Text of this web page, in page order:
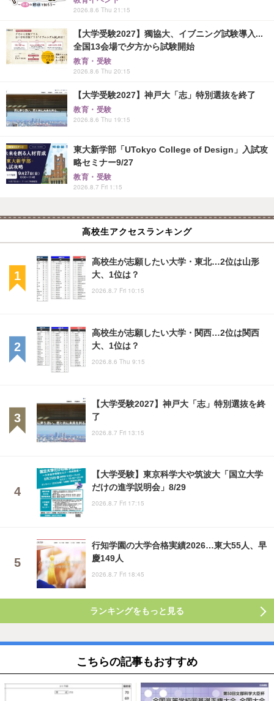
2026.8.6 Thu 21:15
【大学受験2027】獨協大、イブニング試験導入...
全国13会場で夕方から試験開始
教育・受験
2026.8.6 Thu 20:15
【大学受験2027】神戸大「志」特別選抜を終了
教育・受験
2026.8.6 Thu 19:15
東大新学部「UTokyo College of Design」入試攻
略セミナー9/27
教育・受験
2026.8.7 Fri 1:15
高校生アクセスランキング
高校生が志願したい大学・東北…2位は山形
大、1位は？
2026.8.7 Fri 10:15
高校生が志願したい大学・関西…2位は関西
大、1位は？
2026.8.6 Thu 9:15
【大学受験2027】神戸大「志」特別選抜を終
了
2026.8.7 Fri 13:15
【大学受験】東京科学大や筑波大「国立大学
だけの進学説明会」8/29
2026.8.7 Fri 17:15
行知学園の大学合格実績2026…東大55人、早
慶149人
2026.8.7 Fri 18:45
ランキングをもっと見る
こちらの記事もおすすめ